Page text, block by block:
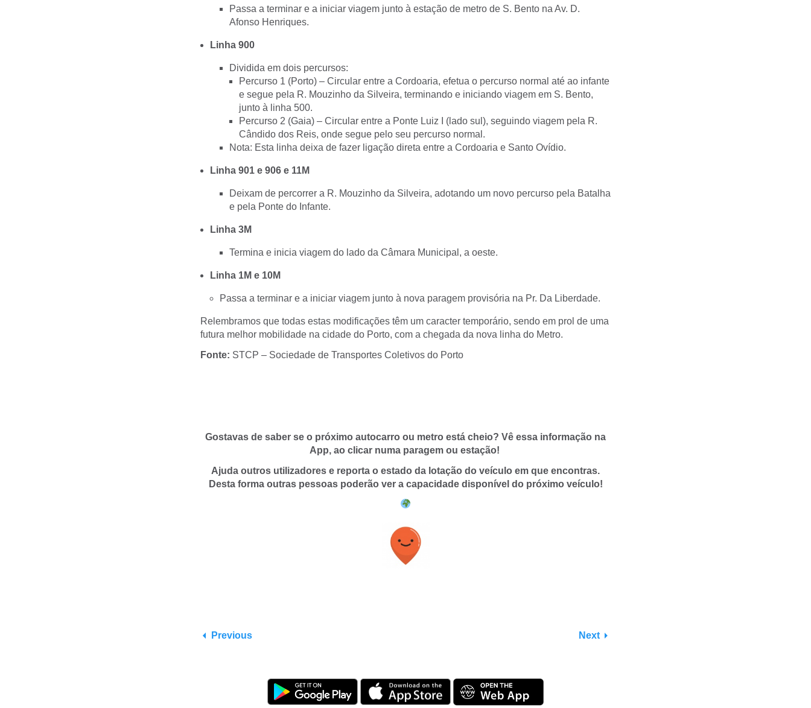
Passa a terminar e a iniciar viagem junto à estação de metro de S. Bento na Av. D.
Afonso Henriques.
Linha 900
Dividida em dois percursos:
Percurso 1 (Porto) – Circular entre a Cordoaria, efetua o percurso normal até ao infante
e segue pela R. Mouzinho da Silveira, terminando e iniciando viagem em S. Bento,
junto à linha 500.
Percurso 2 (Gaia) – Circular entre a Ponte Luiz I (lado sul), seguindo viagem pela R.
Cândido dos Reis, onde segue pelo seu percurso normal.
Nota: Esta linha deixa de fazer ligação direta entre a Cordoaria e Santo Ovídio.
Linha 901 e 906 e 11M
Deixam de percorrer a R. Mouzinho da Silveira, adotando um novo percurso pela Batalha
e pela Ponte do Infante.
Linha 3M
Termina e inicia viagem do lado da Câmara Municipal, a oeste.
Linha 1M e 10M
Passa a terminar e a iniciar viagem junto à nova paragem provisória na Pr. Da Liberdade.
Relembramos que todas estas modificações têm um caracter temporário, sendo em prol de uma
futura melhor mobilidade na cidade do Porto, com a chegada da nova linha do Metro.
Fonte: STCP – Sociedade de Transportes Coletivos do Porto
Gostavas de saber se o próximo autocarro ou metro está cheio? Vê essa informação na
App, ao clicar numa paragem ou estação!
Ajuda outros utilizadores e reporta o estado da lotação do veículo em que encontras.
Desta forma outras pessoas poderão ver a capacidade disponível do próximo veículo!
Previous Next